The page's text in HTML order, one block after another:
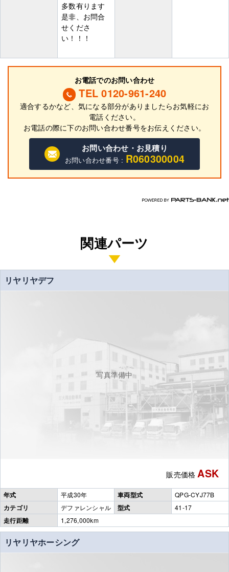
多数有ります
是非、お問合
せくださ
い！！！
お電話でのお問い合わせ
TEL 0120-961-240
適合するかなど、気になる部分がありましたらお気軽にお
電話ください。
お電話の際に下のお問い合わせ番号をお伝えください。
お問い合わせ・お見積り
お問い合わせ番号 : R060300004
関連パーツ
リヤリヤデフ
写真準備中
販売価格 ASK
年式 平成30年 車両型式 QPG-CYJ77B
カテゴリ デファレンシャル 型式 41-17
走行距離 1,276,000km
リヤリヤホーシング